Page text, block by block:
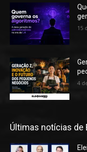
15
4
Últimas notícias de